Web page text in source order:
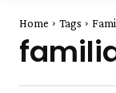
Home Tags